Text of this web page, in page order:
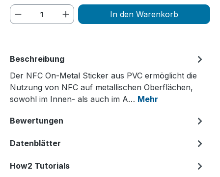
Produkt Anzahl: Gib den gewünschten
In den Warenkorb
Beschreibung
Der NFC On-Metal Sticker aus PVC ermöglicht die
Nutzung von NFC auf metallischen Oberflächen,
sowohl im Innen- als auch im A… Mehr
Bewertungen
Datenblätter
How2 Tutorials